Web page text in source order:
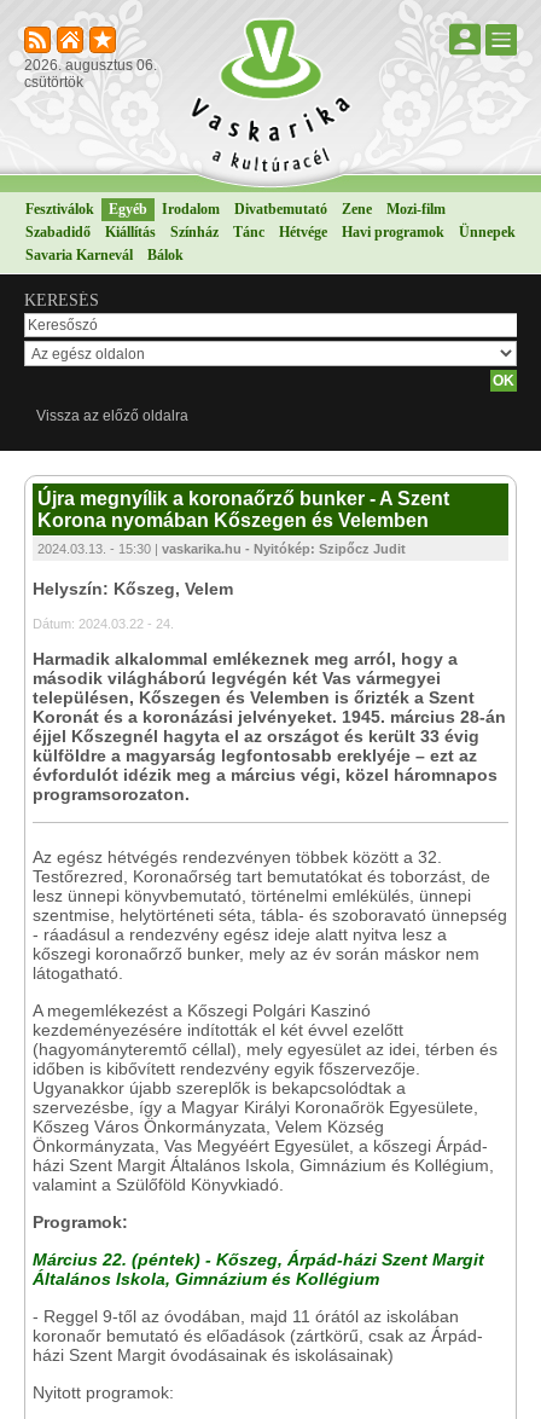
2026. augusztus 06.
csütörtök
Fesztiválok Egyéb Irodalom Divatbemutató Zene
Mozi-film
Szabadidő
Kiállítás Színház Tánc Hétvége Havi programok
Ünnepek
Savaria Karnevál
Bálok
KERESÉS
Vissza az előző oldalra
Újra megnyílik a koronaőrző bunker - A Szent
Korona nyomában Kőszegen és Velemben
2024.03.13. - 15:30 | vaskarika.hu - Nyitókép: Szipőcz Judit
Helyszín: Kőszeg, Velem
Dátum: 2024.03.22 - 24.
Harmadik alkalommal emlékeznek meg arról, hogy a
második világháború legvégén két Vas vármegyei
településen, Kőszegen és Velemben is őrizték a Szent
Koronát és a koronázási jelvényeket. 1945. március 28-án
éjjel Kőszegnél hagyta el az országot és került 33 évig
külföldre a magyarság legfontosabb ereklyéje – ezt az
évfordulót idézik meg a március végi, közel háromnapos
programsorozaton.
Az egész hétvégés rendezvényen többek között a 32.
Testőrezred, Koronaőrség tart bemutatókat és toborzást, de
lesz ünnepi könyvbemutató, történelmi emlékülés, ünnepi
szentmise, helytörténeti séta, tábla- és szoboravató ünnepség
- ráadásul a rendezvény egész ideje alatt nyitva lesz a
kőszegi koronaőrző bunker, mely az év során máskor nem
látogatható.
A megemlékezést a Kőszegi Polgári Kaszinó
kezdeményezésére indították el két évvel ezelőtt
(hagyományteremtő céllal), mely egyesület az idei, térben és
időben is kibővített rendezvény egyik főszervezője.
Ugyanakkor újabb szereplők is bekapcsolódtak a
szervezésbe, így a Magyar Királyi Koronaőrök Egyesülete,
Kőszeg Város Önkormányzata, Velem Község
Önkormányzata, Vas Megyéért Egyesület, a kőszegi Árpád-
házi Szent Margit Általános Iskola, Gimnázium és Kollégium,
valamint a Szülőföld Könyvkiadó.
Programok:
Március 22. (péntek) - Kőszeg, Árpád-házi Szent Margit
Általános Iskola, Gimnázium és Kollégium
- Reggel 9-től az óvodában, majd 11 órától az iskolában
koronaőr bemutató és előadások (zártkörű, csak az Árpád-
házi Szent Margit óvodásainak és iskolásainak)
Nyitott programok: